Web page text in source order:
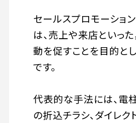
セールスプロモーション
は、売上や来店といっ
動を促すことを目的と
です。
代表的な手法には、電
の折込チラシ、ダイレク